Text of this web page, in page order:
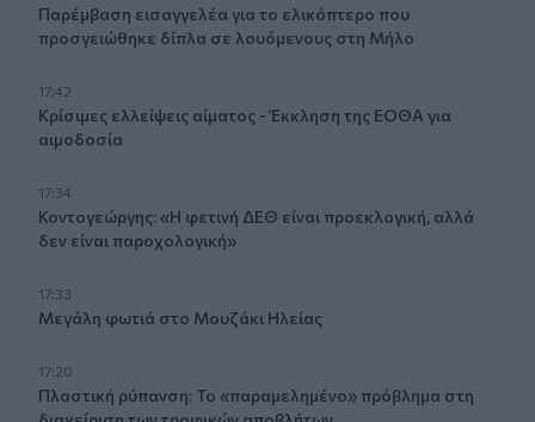
Παρέμβαση εισαγγελέα για το ελικόπτερο που
προσγειώθηκε δίπλα σε λουόμενους στη Μήλο
17:42
Κρίσιμες ελλείψεις αίματος - Έκκληση της ΕΟΘΑ για
αιμοδοσία
17:34
Κοντογεώργης: «Η φετινή ΔΕΘ είναι προεκλογική, αλλά
δεν είναι παροχολογική»
17:33
Μεγάλη φωτιά στο Μουζάκι Ηλείας
17:20
Πλαστική ρύπανση: Το «παραμελημένο» πρόβλημα στη